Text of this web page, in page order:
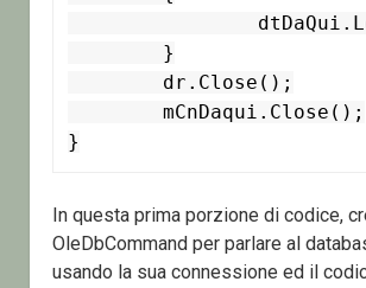
}
In questa prima porzione di codice,
OleDbCommand per parlare al
usando la sua connessione ed il